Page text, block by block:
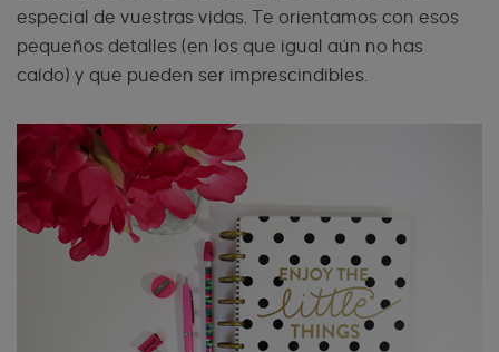
especial de vuestras vidas. Te orientamos con esos
pequeños detalles (en los que igual aún no has
caído) y que pueden ser imprescindibles.